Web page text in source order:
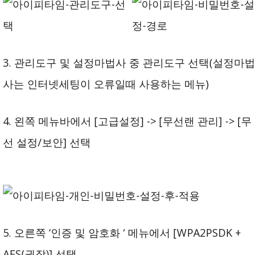
3. 관리도구 및 설정마법사 중 관리도구 선택(설정마법
사는 인터넷세팅이 오류일때 사용하는 메뉴)
4. 왼쪽 메뉴바에서 [고급설정] -> [무선랜 관리] -> [무
선 설정/보안] 선택
5. 오른쪽 ‘인증 및 암호화 ‘ 메뉴에서 [WPA2PSDK +